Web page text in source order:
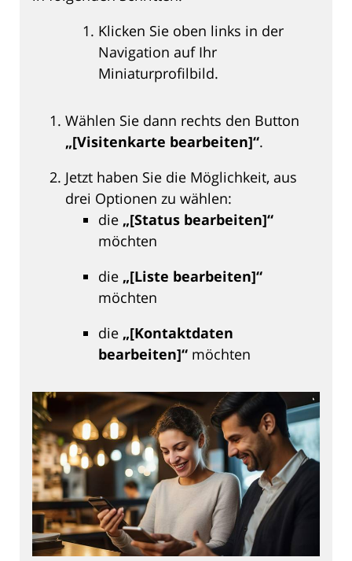
Klicken Sie oben links in der
Navigation auf Ihr
Miniaturprofilbild.
Wählen Sie dann rechts den Button
„[Visitenkarte bearbeiten]“.
Jetzt haben Sie die Möglichkeit, aus
drei Optionen zu wählen:
die „[Status bearbeiten]“
möchten
die „[Liste bearbeiten]“
möchten
die „[Kontaktdaten
bearbeiten]“ möchten